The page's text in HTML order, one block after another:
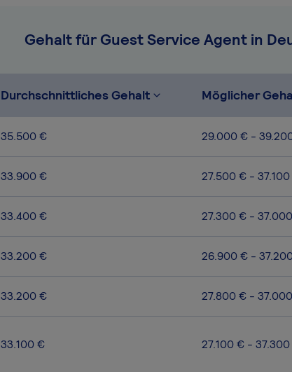
Gehalt für Guest Service Agent in
Durchschnittliches Gehalt Möglicher
35.500 € 29.000 € -
33.900 € 27.500 € -
33.400 € 27.300 € -
33.200 € 26.900 € -
33.200 € 27.800 € -
33.100 € 27.100 € -